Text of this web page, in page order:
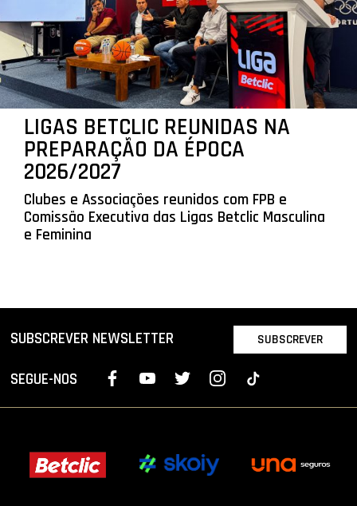
LIGAS BETCLIC REUNIDAS NA
PREPARAÇÃO DA ÉPOCA
2026/2027
Clubes e Associações reunidos com FPB e
Comissão Executiva das Ligas Betclic Masculina
e Feminina
SUBSCREVER NEWSLETTER SUBSCREVER
SEGUE-NOS